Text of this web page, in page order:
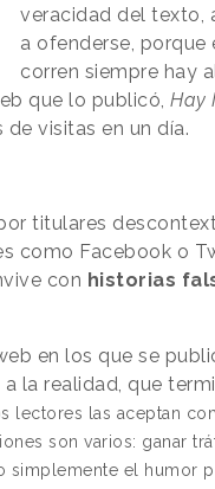
veracidad del texto,
a ofenderse,
corren siempre hay
que lo publicó, Hay
visitas en un día.
titulares
como Facebook o
con historias
en los que se
la realidad, que
lectores las aceptan
son varios: ganar
simplemente el humor